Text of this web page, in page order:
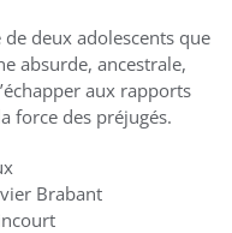
de deux adolescents que
absurde, ancestrale,
aux rapports
force des préjugés.
Brabant